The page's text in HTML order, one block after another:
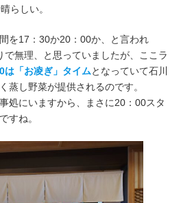
らしい。
を17：30か20：00か、と言われ
無理、と思っていましたが、ここラ
は「お凌ぎ」タイムとなっていて石川
蒸し野菜が提供されるのです。
処にいますから、まさに20：00スタ
すね。